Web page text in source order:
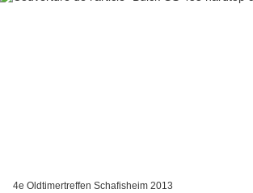
4e Oldtimertreffen Schafisheim 2013